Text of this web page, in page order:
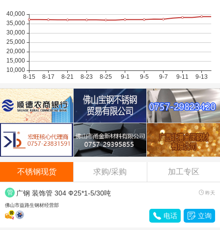
酒钢304/2B 14500 0.00
不锈钢现货 求购/采购 加工专区
管
材
广钢 装饰管 304 Ф25*1-5/30吨  昨天
佛山市益路生钢材经营部
 电话  立询